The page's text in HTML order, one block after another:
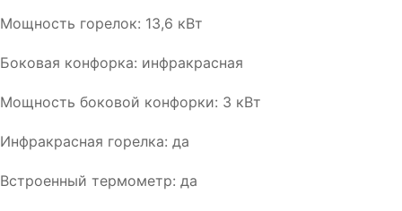
Мощность горелок: 13,6 кВт
Боковая конфорка: инфракрасная
Мощность боковой конфорки: 3 кВт
Инфракрасная горелка: да
Встроенный термометр: да